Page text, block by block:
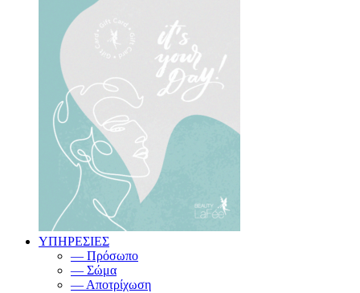
ΥΠΗΡΕΣΙΕΣ
— Πρόσωπο
— Σώμα
— Αποτρίχωση